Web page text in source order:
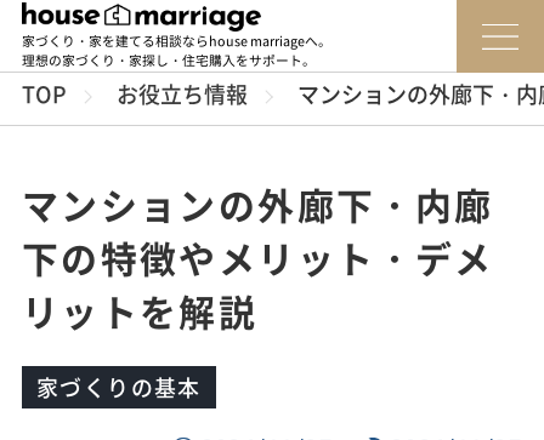
家づくり・家を建てる相談ならhouse marriageへ。
理想の家づくり・家探し・住宅購入をサポート。
TOP お役立ち情報 マンションの外廊下・
マンションの外廊下・内廊
下の特徴やメリット・デメ
リットを解説
家づくりの基本